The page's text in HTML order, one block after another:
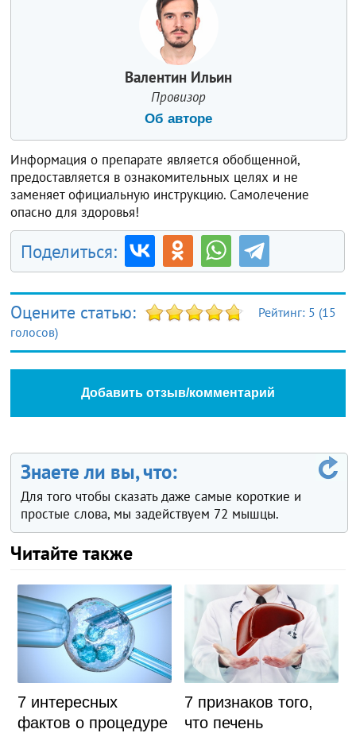
Валентин Ильин
Провизор
Об авторе
Информация о препарате является обобщенной,
предоставляется в ознакомительных целях и не
заменяет официальную инструкцию. Самолечение
опасно для здоровья!
Поделиться:
Оцените статью: Рейтинг: 5 (15
голосов)
Добавить отзыв/комментарий
Знаете ли вы, что:
Для того чтобы сказать даже самые короткие и
простые слова, мы задействуем 72 мышцы.
Читайте также
7 интересных
фактов о процедуре
7 признаков того,
что печень